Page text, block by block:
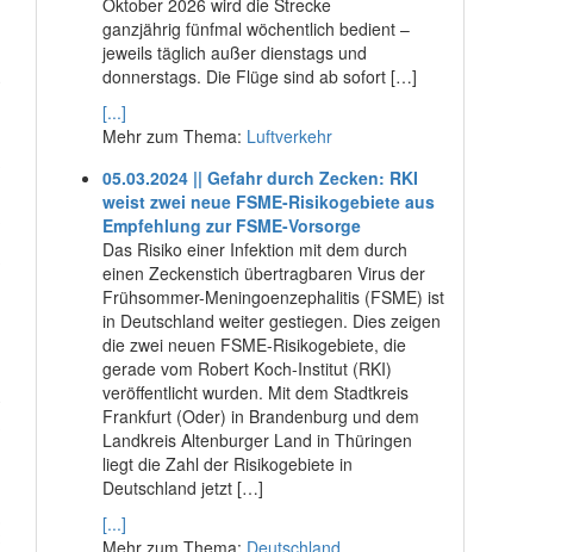
Oktober 2026 wird die Strecke
ganzjährig fünfmal wöchentlich bedient –
jeweils täglich außer dienstags und
donnerstags. Die Flüge sind ab sofort […]
[...]
Mehr zum Thema: Luftverkehr
05.03.2024 || Gefahr durch Zecken: RKI
weist zwei neue FSME-Risikogebiete aus
Empfehlung zur FSME-Vorsorge
Das Risiko einer Infektion mit dem durch
einen Zeckenstich übertragbaren Virus der
Frühsommer-Meningoenzephalitis (FSME) ist
in Deutschland weiter gestiegen. Dies zeigen
die zwei neuen FSME-Risikogebiete, die
gerade vom Robert Koch-Institut (RKI)
veröffentlicht wurden. Mit dem Stadtkreis
Frankfurt (Oder) in Brandenburg und dem
Landkreis Altenburger Land in Thüringen
liegt die Zahl der Risikogebiete in
Deutschland jetzt […]
[...]
Mehr zum Thema: Deutschland